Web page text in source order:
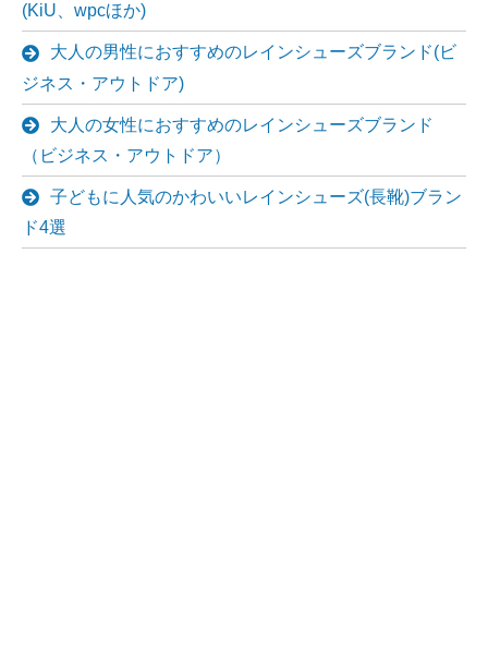
(KiU、wpcほか)
大人の男性におすすめのレインシューズブランド(ビ
ジネス・アウトドア)
大人の女性におすすめのレインシューズブランド
（ビジネス・アウトドア）
子どもに人気のかわいいレインシューズ(長靴)ブラン
ド4選